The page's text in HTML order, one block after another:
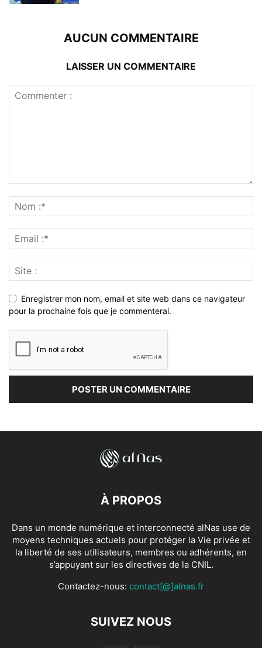
AUCUN COMMENTAIRE
LAISSER UN COMMENTAIRE
Enregistrer mon nom, email et site web dans ce navigateur
pour la prochaine fois que je commenterai.
À PROPOS
Dans un monde numérique et interconnecté alNas use de
moyens techniques actuels pour protéger la Vie privée et
la liberté de ses utilisateurs, membres ou adhérents, en
s’appuyant sur les directives de la CNIL.
Contactez-nous: contact[@]alnas.fr
SUIVEZ NOUS